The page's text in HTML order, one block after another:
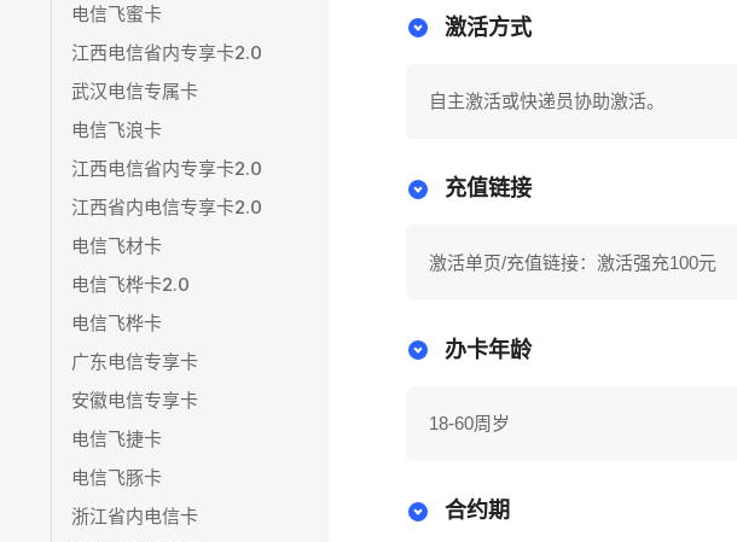
电信飞蜜卡
江西电信省内专享卡2.0
武汉电信专属卡
电信飞浪卡
江西电信省内专享卡2.0
江西省内电信专享卡2.0
电信飞材卡
电信飞桦卡2.0
电信飞桦卡
广东电信专享卡
安徽电信专享卡
电信飞捷卡
电信飞豚卡
浙江省内电信卡
激活方式
自主激活或快递员协助激活。
充值链接
激活单页/充值链接：激活强充100元
办卡年龄
18-60周岁
合约期